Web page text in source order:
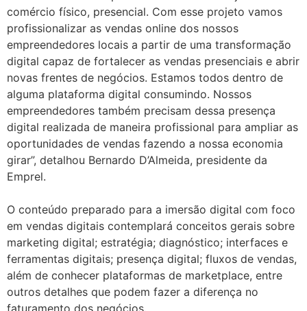
comércio físico, presencial. Com esse projeto vamos
profissionalizar as vendas online dos nossos
empreendedores locais a partir de uma transformação
digital capaz de fortalecer as vendas presenciais e abrir
novas frentes de negócios. Estamos todos dentro de
alguma plataforma digital consumindo. Nossos
empreendedores também precisam dessa presença
digital realizada de maneira profissional para ampliar as
oportunidades de vendas fazendo a nossa economia
girar”, detalhou Bernardo D’Almeida, presidente da
Emprel.
O conteúdo preparado para a imersão digital com foco
em vendas digitais contemplará conceitos gerais sobre
marketing digital; estratégia; diagnóstico; interfaces e
ferramentas digitais; presença digital; fluxos de vendas,
além de conhecer plataformas de marketplace, entre
outros detalhes que podem fazer a diferença no
faturamento dos negócios.